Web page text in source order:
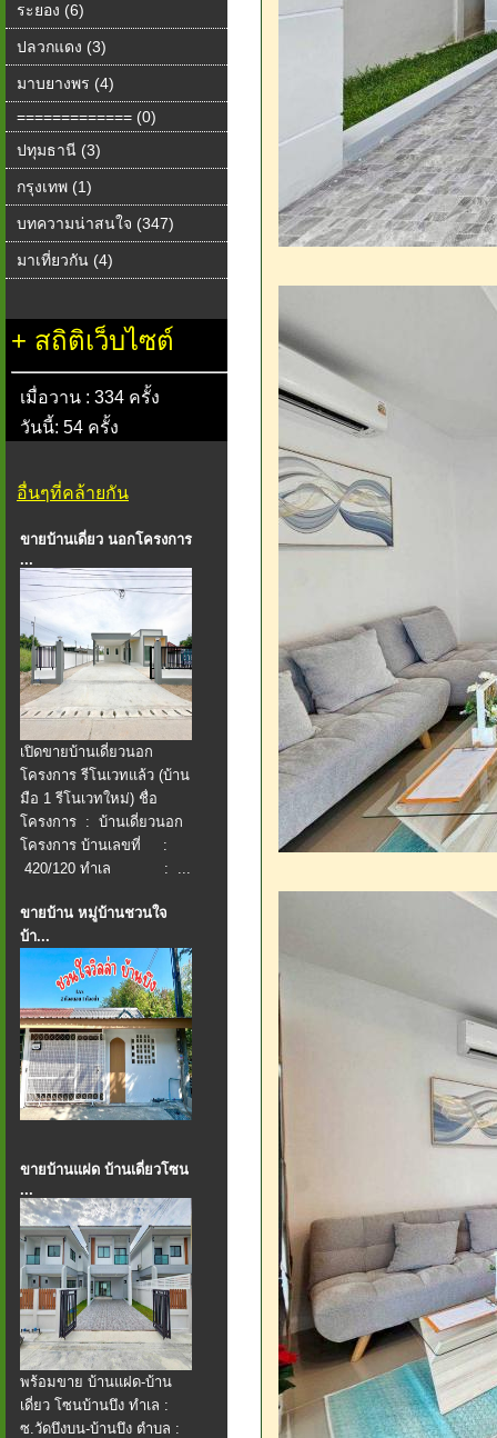
ระยอง (6)
ปลวกแดง (3)
มาบยางพร (4)
============= (0)
ปทุมธานี (3)
กรุงเทพ (1)
บทความน่าสนใจ (347)
มาเที่ยวกัน (4)
+ สถิติเว็บไซต์
เมื่อวาน : 334 ครั้ง
วันนี้: 54 ครั้ง
อื่นๆที่คล้ายกัน
ขายบ้านเดี่ยว นอกโครงการ
...
เปิดขายบ้านเดี่ยวนอก
โครงการ รีโนเวทแล้ว (บ้าน
มือ 1 รีโนเวทใหม่) ชื่อ
โครงการ : บ้านเดี่ยวนอก
โครงการ บ้านเลขที่ :
420/120 ทำเล : ...
ขายบ้าน หมู่บ้านชวนใจ
บ้า...
ขายบ้านแฝด บ้านเดี่ยวโซน
...
พร้อมขาย บ้านแฝด​-บ้าน
เดี่ยว โซนบ้านบึง ทำเล :
ซ.วัดบึงบน-บ้านบึง ตำบล :